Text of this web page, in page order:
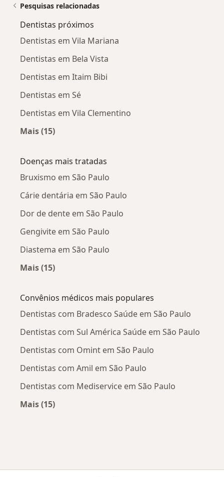
Pesquisas relacionadas
Dentistas próximos
Dentistas em Vila Mariana
Dentistas em Bela Vista
Dentistas em Itaim Bibi
Dentistas em Sé
Dentistas em Vila Clementino
Mais (15)
Doenças mais tratadas
Bruxismo em São Paulo
Cárie dentária em São Paulo
Dor de dente em São Paulo
Gengivite em São Paulo
Diastema em São Paulo
Mais (15)
Convênios médicos mais populares
Dentistas com Bradesco Saúde em São Paulo
Dentistas com Sul América Saúde em São Paulo
Dentistas com Omint em São Paulo
Dentistas com Amil em São Paulo
Dentistas com Mediservice em São Paulo
Mais (15)